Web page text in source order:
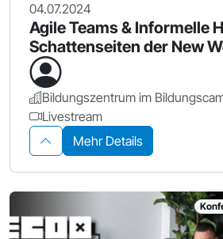
04.07.2024
Agile Teams & Informelle
Schattenseiten der New
Bildungszentrum im
Livestream
Mehr Details